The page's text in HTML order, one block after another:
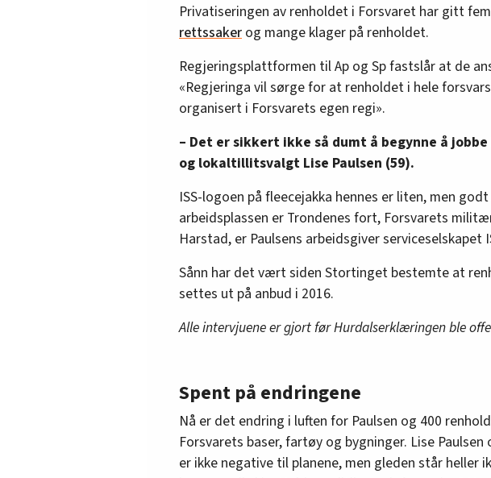
Privatiseringen av renholdet i Forsvaret har gitt
rettssaker og mange klager på renholdet.
Regjeringsplattformen til Ap og Sp fastslår at de
«Regjeringa vil sørge for at renholdet i hele
organisert i Forsvarets egen regi».
– Det er sikkert ikke så dumt å begynne å
og lokaltillitsvalgt Lise Paulsen (59).
ISS-logoen på fleecejakka hennes er liten, men
arbeidsplassen er Trondenes fort, Forsvarets
Harstad, er Paulsens arbeidsgiver serviceselskapet
Sånn har det vært siden Stortinget bestemte at
settes ut på anbud i 2016.
Alle intervjuene er gjort før Hurdalserklæringen ble
Spent på endringene
Nå er det endring i luften for Paulsen og 400
Forsvarets baser, fartøy og bygninger. Lise
er ikke negative til planene, men gleden står heller